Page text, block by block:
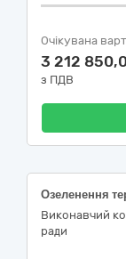
Очікувана
3 212
з ПДВ
Виконавчий
ради